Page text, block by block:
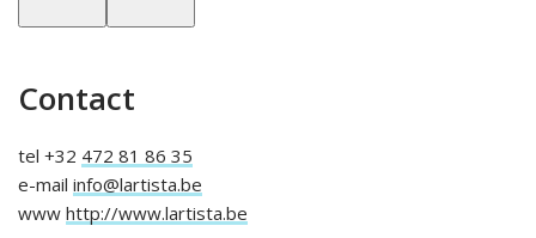
Contact
tel +32 472 81 86 35
e-mail info@lartista.be
www http://www.lartista.be